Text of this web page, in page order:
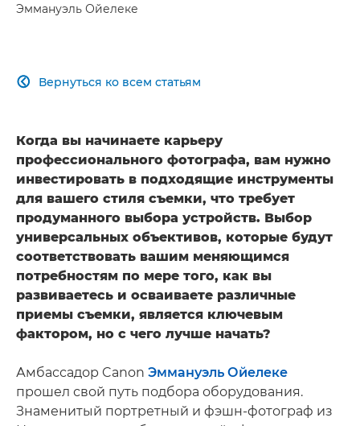
Эммануэль Ойелеке
Вернуться ко всем статьям

Когда вы начинаете карьеру
профессионального фотографа, вам нужно
инвестировать в подходящие инструменты
для вашего стиля съемки, что требует
продуманного выбора устройств. Выбор
универсальных объективов, которые будут
соответствовать вашим меняющимся
потребностям по мере того, как вы
развиваетесь и осваиваете различные
приемы съемки, является ключевым
фактором, но с чего лучше начать?
Амбассадор Canon Эммануэль Ойелеке
прошел свой путь подбора оборудования.
Знаменитый портретный и фэшн-фотограф из